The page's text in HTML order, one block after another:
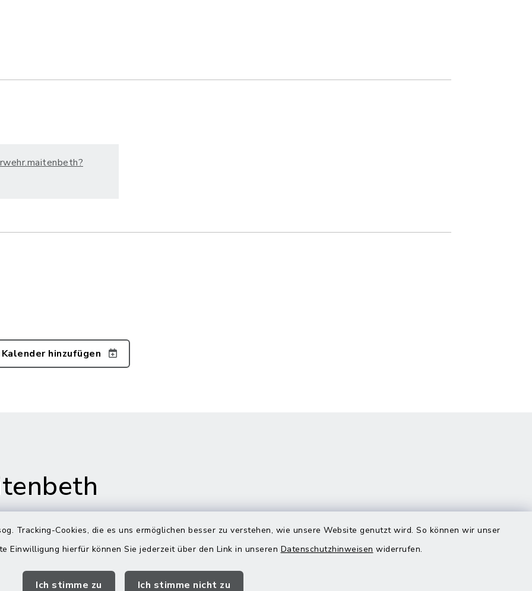
Tracking-Cookies, die es uns ermöglichen besser zu verstehen, wie unsere Website genutzt wird. So können wir unser
Einwilligung hierfür können Sie jederzeit über den Link in unseren Datenschutzhinweisen widerrufen.
Ich stimme zu Ich stimme nicht zu
Kalender hinzufügen
Rechtmehring